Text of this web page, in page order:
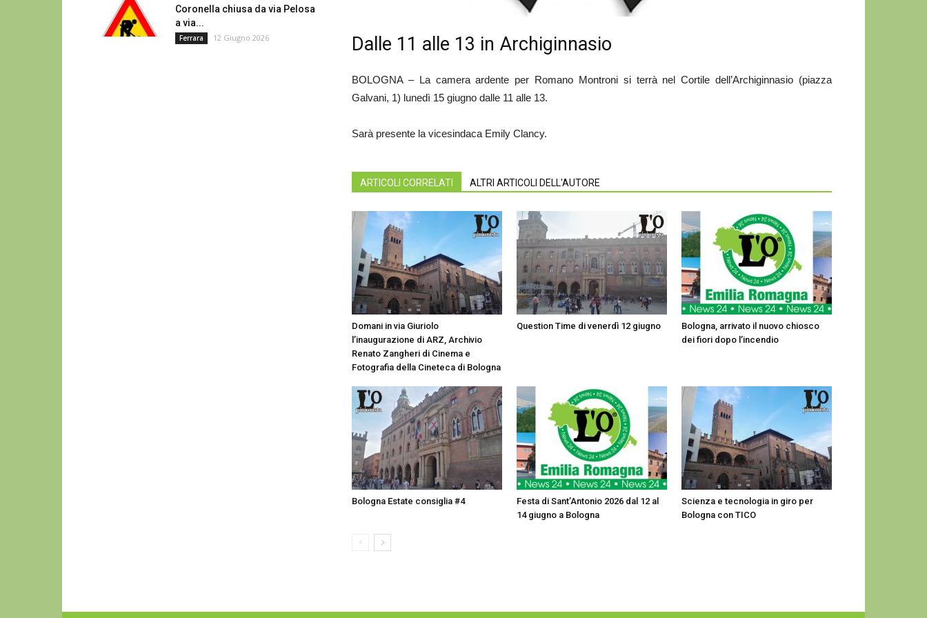
Dalle 11 alle 13 in Archiginnasio
BOLOGNA – La camera ardente per Romano Montroni si terrà nel Cortile dell’Archiginnasio (piazza
Galvani, 1) lunedì 15 giugno dalle 11 alle 13.
Sarà presente la vicesindaca Emily Clancy.
ARTICOLI CORRELATI ALTRI ARTICOLI DELL'AUTORE
Domani in via Giuriolo
l’inaugurazione di ARZ, Archivio
Renato Zangheri di Cinema e
Fotografia della Cineteca di Bologna
Question Time di venerdì 12 giugno
Bologna, arrivato il nuovo chiosco
dei fiori dopo l’incendio
Bologna Estate consiglia #4
Festa di Sant’Antonio 2026 dal 12 al
14 giugno a Bologna
Scienza e tecnologia in giro per
Bologna con TICO
Coronella chiusa da via Pelosa
a via...
Ferrara 12 Giugno 2026